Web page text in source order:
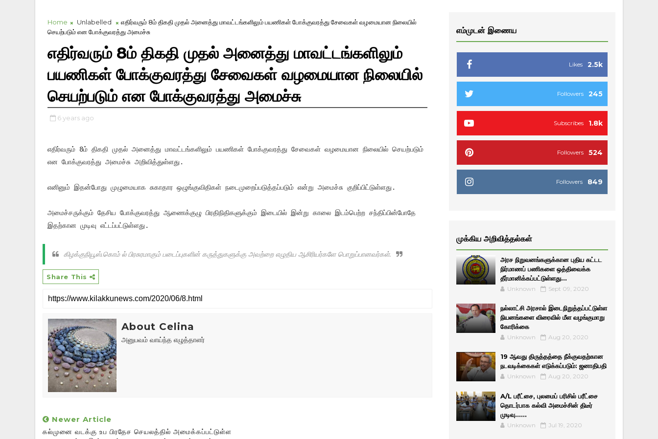
Home Unlabelled
எதிர்வரும் 8ம் திகதி முதல் அனைத்து மாவட்டங்களிலும் பயணிகள் போக்குவரத்து சேவைகள் வழமையான நிலையில்
செயற்படும் என போக்குவரத்து அமைச்சு
எதிர்வரும் 8ம் திகதி முதல் அனைத்து மாவட்டங்களிலும்
பயணிகள் போக்குவரத்து சேவைகள் வழமையான நிலையில்
செயற்படும் என போக்குவரத்து அமைச்சு
6 years ago
எதிர்வரும் 8ம் திகதி முதல் அனைத்து மாவட்டங்களிலும் பயணிகள் போக்குவரத்து சேவைகள் வழமையான நிலையில் செயற்படும்
என போக்குவரத்து அமைச்சு அறிவித்துள்ளது.
எனினும் இதன்போது முழுமையாக சுகாதார ஒழுங்குவிதிகள் நடைமுறைப்படுத்தப்படும் என்று அமைச்சு குறிப்பிட்டுள்ளது.
அமைச்சருக்கும் தேசிய போக்குவரத்து ஆணைக்குழு பிரதிநிதிகளுக்கும் இடையில் இன்று காலை இடம்பெற்ற சந்திப்பின்போதே
இதற்கான முடிவு எட்டப்பட்டுள்ளது.
கிழக்குநியூஸ்.கொம் ல் பிரசுரமாகும் படைப்புகளின் கருத்துகளுக்கு அவற்றை எழுதிய ஆசிரியர்களே பொறுப்பானவர்கள்.
Share This
About Celina
அனுபவம் வாய்ந்த எழுத்தாளர்
Newer Article
கல்முனை வடக்கு உப பிரதேச செயலத்தில் அமைக்கப்பட்டுள்ள
எம்முடன் இணைய
2.5k
Likes
245
Followers
1.8k
Subscribes
524
Followers
849
Followers
முக்கிய அறிவித்தல்கள்
அரச நிறுவனங்களுக்கான புதிய கட்டட
நிர்மாணப் பணிகளை ஒத்திவைக்க
தீர்மானிக்கப்பட்டுள்ளது...
Unknown Sept 09, 2020
நல்லாட்சி அரசால் இடைநிறுத்தப்பட்டுள்ள
நியனங்களை விரைவில் மீள வழங்குமாறு
கோரிக்கை
Unknown Aug 20, 2020
19 ஆவது திருத்தத்தை நீக்குவதற்கான
நடவடிக்கைகள் எடுக்கப்படும்: ஜனாதிபதி
Unknown Aug 20, 2020
A/L பரீட்சை, புலமைப் பரிசில் பரீட்சை
தொடர்பாக கல்வி அமைச்சின் திடீர்
முடிவு......
Unknown Jul 19, 2020